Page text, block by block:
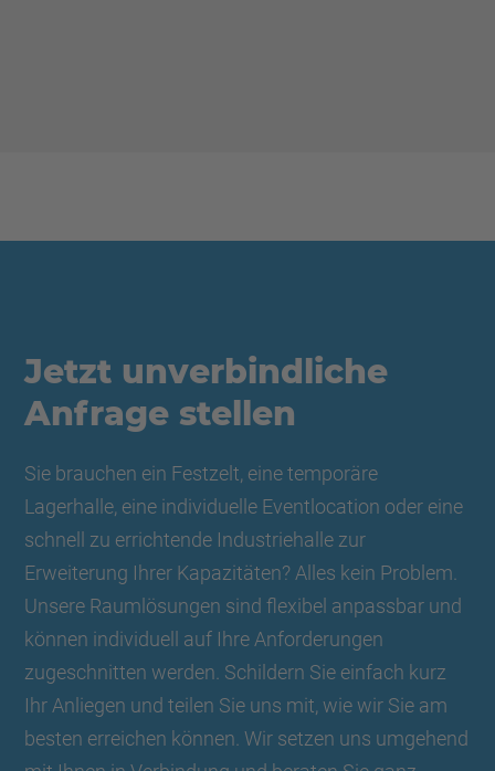
Jetzt unverbindliche
Anfrage stellen
Sie brauchen ein Festzelt, eine temporäre
Lagerhalle, eine individuelle Eventlocation oder eine
schnell zu errichtende Industriehalle zur
Erweiterung Ihrer Kapazitäten? Alles kein Problem.
Unsere Raumlösungen sind flexibel anpassbar und
können individuell auf Ihre Anforderungen
zugeschnitten werden. Schildern Sie einfach kurz
Ihr Anliegen und teilen Sie uns mit, wie wir Sie am
besten erreichen können. Wir setzen uns umgehend